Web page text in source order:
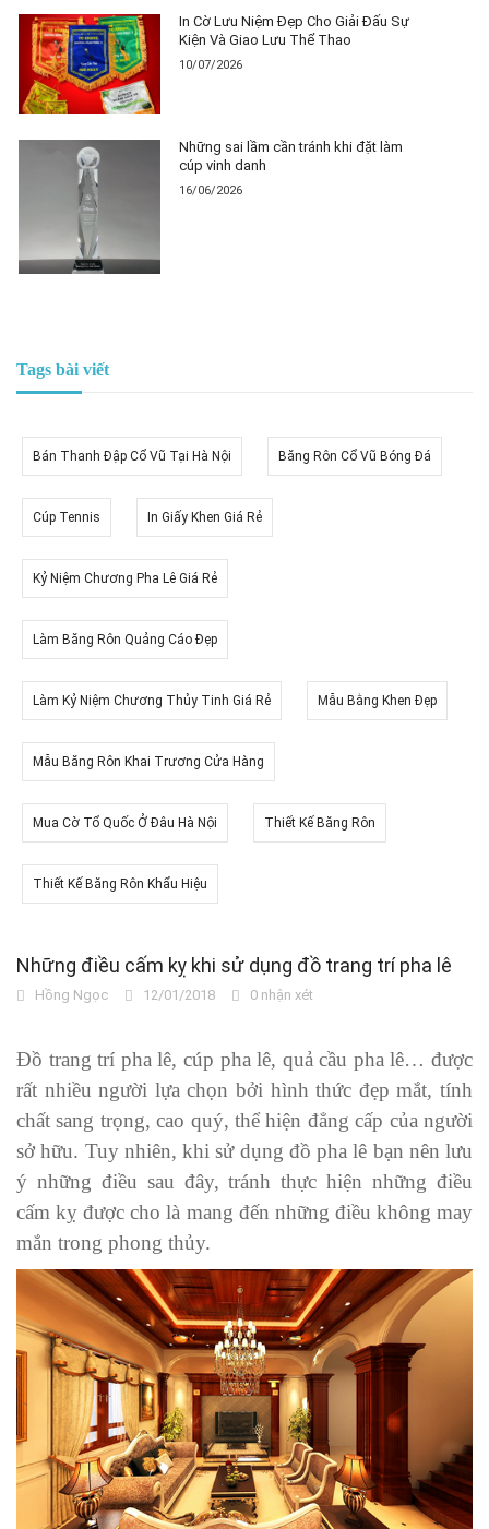
In Cờ Lưu Niệm Đẹp Cho Giải Đấu Sự
Kiện Và Giao Lưu Thể Thao
10/07/2026
Những sai lầm cần tránh khi đặt làm
cúp vinh danh
16/06/2026
Tags bài viết
Bán Thanh Đập Cổ Vũ Tại Hà Nội Băng Rôn Cổ Vũ Bóng Đá
Cúp Tennis In Giấy Khen Giá Rẻ
Kỷ Niệm Chương Pha Lê Giá Rẻ
Làm Băng Rôn Quảng Cáo Đẹp
Làm Kỷ Niệm Chương Thủy Tinh Giá Rẻ Mẫu Bằng Khen Đẹp
Mẫu Băng Rôn Khai Trương Cửa Hàng
Mua Cờ Tổ Quốc Ở Đâu Hà Nội Thiết Kế Băng Rôn
Thiết Kế Băng Rôn Khẩu Hiệu
Những điều cấm kỵ khi sử dụng đồ trang trí pha lê
Hồng Ngọc 12/01/2018 0 nhận xét
Đồ trang trí pha lê, cúp pha lê, quả cầu pha lê… được
rất nhiều người lựa chọn bởi hình thức đẹp mắt, tính
chất sang trọng, cao quý, thể hiện đẳng cấp của người
sở hữu. Tuy nhiên, khi sử dụng đồ pha lê bạn nên lưu
ý những điều sau đây, tránh thực hiện những điều
cấm kỵ được cho là mang đến những điều không may
mắn trong phong thủy.